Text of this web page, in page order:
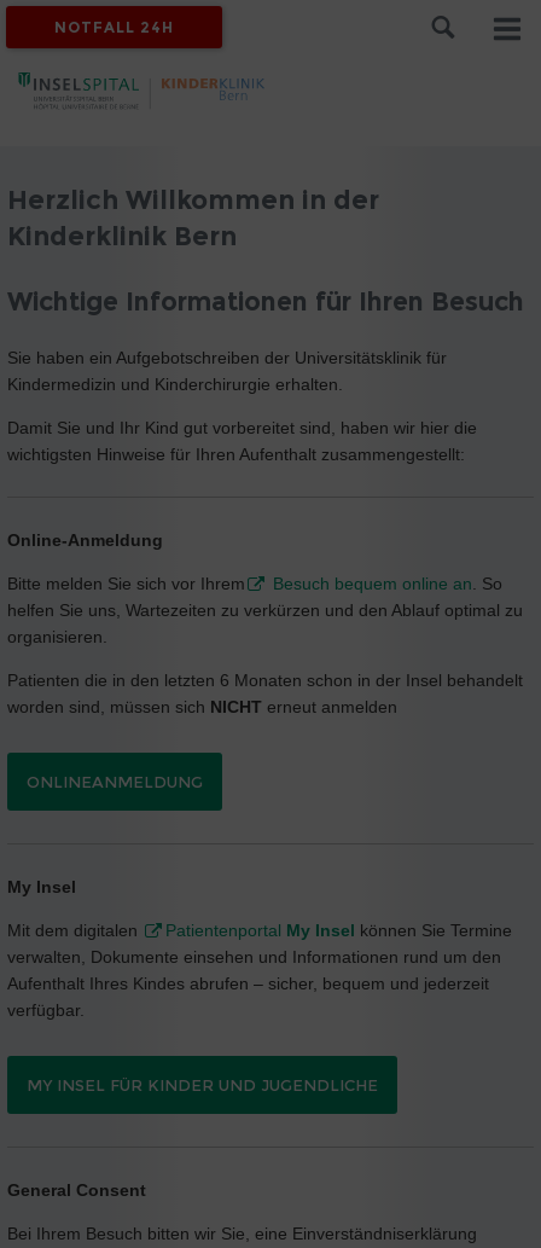
NOTFALL 24H
Herzlich Willkommen in der
Kinderklinik Bern
Wichtige Informationen für Ihren Besuch
Sie haben ein Aufgebotschreiben der Universitätsklinik für
Kindermedizin und Kinderchirurgie erhalten.
Damit Sie und Ihr Kind gut vorbereitet sind, haben wir hier die
wichtigsten Hinweise für Ihren Aufenthalt zusammengestellt:
Online-Anmeldung
Bitte melden Sie sich vor Ihrem Besuch bequem online an . So
helfen Sie uns, Wartezeiten zu verkürzen und den Ablauf optimal zu
organisieren.
Patienten die in den letzten 6 Monaten schon in der Insel behandelt
worden sind, müssen sich NICHT erneut anmelden
ONLINEANMELDUNG
My Insel
Mit dem digitalen Patientenportal My Insel können Sie Termine
verwalten, Dokumente einsehen und Informationen rund um den
Aufenthalt Ihres Kindes abrufen – sicher, bequem und jederzeit
verfügbar.
MY INSEL FÜR KINDER UND JUGENDLICHE
General Consent
Bei Ihrem Besuch bitten wir Sie, eine Einverständniserklärung